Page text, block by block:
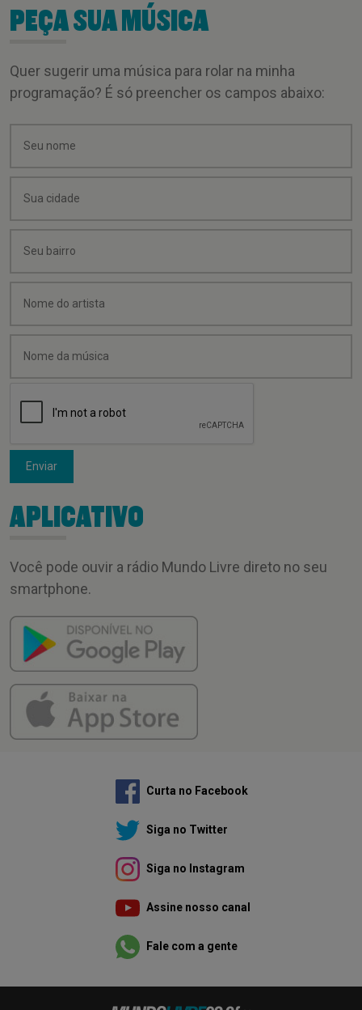
PEÇA SUA MÚSICA
Quer sugerir uma música para rolar na minha
programação? É só preencher os campos abaixo:
Enviar
APLICATIVO
Você pode ouvir a rádio Mundo Livre direto no seu
smartphone.
Curta no Facebook
Siga no Twitter
Siga no Instagram
Assine nosso canal
Fale com a gente